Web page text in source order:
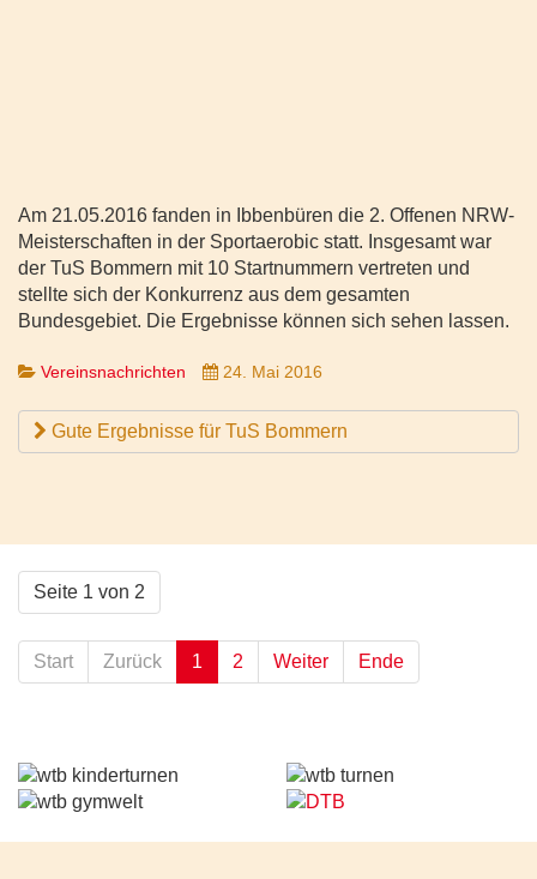
Am 21.05.2016 fanden in Ibbenbüren die 2. Offenen NRW-
Meisterschaften in der Sportaerobic statt. Insgesamt war
der TuS Bommern mit 10 Startnummern vertreten und
stellte sich der Konkurrenz aus dem gesamten
Bundesgebiet. Die Ergebnisse können sich sehen lassen.
Vereinsnachrichten 24. Mai 2016
Gute Ergebnisse für TuS Bommern
Seite 1 von 2
Start Zurück 1 2 Weiter Ende